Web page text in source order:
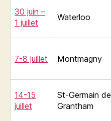
30 juin –
1 juillet
Waterloo
7-8 juillet Montmagny
14-15
juillet
St-Germain de
Grantham